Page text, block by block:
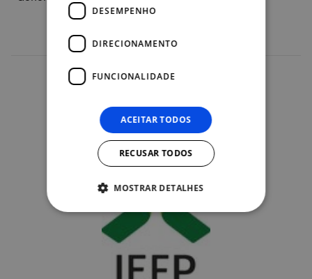
Organizações
DESEMPENHO
DIRECIONAMENTO
FUNCIONALIDADE
ACEITAR TODOS
RECUSAR TODOS
MOSTRAR DETALHES